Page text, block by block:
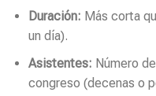
Duración: Más corta
un día).
Asistentes: Número
congreso (decenas o